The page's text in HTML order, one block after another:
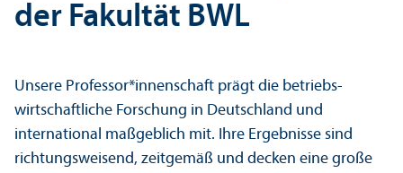
der Fakultät BWL
Unsere Professor*innenschaft prägt die betriebs­
wirtschaft­liche Forschung in Deutschland und
international maßgeblich mit. Ihre Ergebnisse sind
richtungs­weisend, zeitgemäß und decken eine große